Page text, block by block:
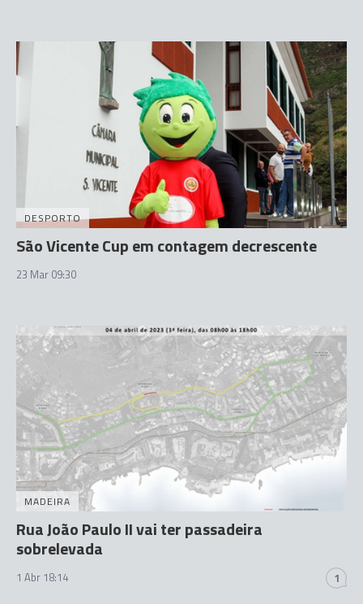
DESPORTO
São Vicente Cup em contagem decrescente
23 Mar 09:30
MADEIRA
Rua João Paulo II vai ter passadeira
sobrelevada
1 Abr 18:14 1